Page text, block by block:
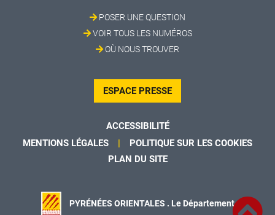
POSER UNE QUESTION
VOIR TOUS LES NUMÉROS
OÙ NOUS TROUVER
ESPACE PRESSE
ACCESSIBILITÉ
MENTIONS LÉGALES
POLITIQUE SUR LES COOKIES
PLAN DU SITE
PYRÉNÉES ORIENTALES . Le Département